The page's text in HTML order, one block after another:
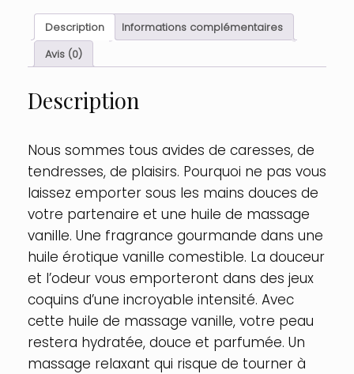
vanille
59ml
Taille
:
Parfum
:
Description
Informations complémentaires
Avis (0)
Description
Nous sommes tous avides de caresses, de
tendresses, de plaisirs. Pourquoi ne pas vous
laissez emporter sous les mains douces de
votre partenaire et une huile de massage
vanille. Une fragrance gourmande dans une
huile érotique vanille comestible. La douceur
et l’odeur vous emporteront dans des jeux
coquins d’une incroyable intensité. Avec
cette huile de massage vanille, votre peau
restera hydratée, douce et parfumée. Un
massage relaxant qui risque de tourner à